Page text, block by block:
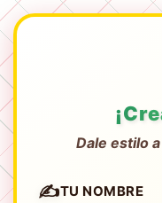
Dale estilo
✍️TU NOMBRE